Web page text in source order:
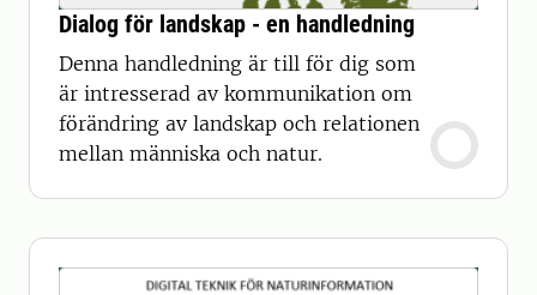
Dialog för landskap - en handledning
Denna handledning är till för dig som
är intresserad av kommunikation om
förändring av landskap och relationen
mellan människa och natur.